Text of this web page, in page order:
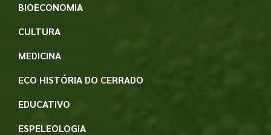
BIOECONOMIA
CULTURA
MEDICINA
ECO HISTÓRIA DO CERRADO
EDUCATIVO
ESPELEOLOGIA